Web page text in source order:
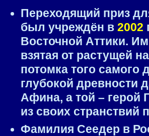
Переходящий приз
был учреждён в 2002
Восточной Аттики.
взятая от растущей
потомка того самого
глубокой древности
Афина, а той – герой
из своих странствий
Фамилия Сеедер в